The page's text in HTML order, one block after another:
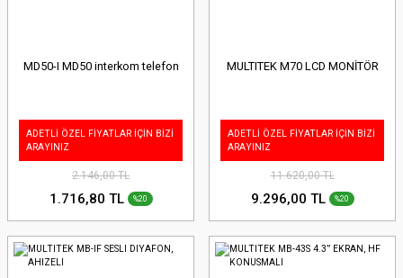
MD50-I MD50 interkom telefon
ADETLİ ÖZEL FİYATLAR İÇİN BİZİ
ARAYINIZ
2.146,00 TL
1.716,80 TL %20
MULTITEK M70 LCD MONİTÖR
ADETLİ ÖZEL FİYATLAR İÇİN BİZİ
ARAYINIZ
11.620,00 TL
9.296,00 TL %20